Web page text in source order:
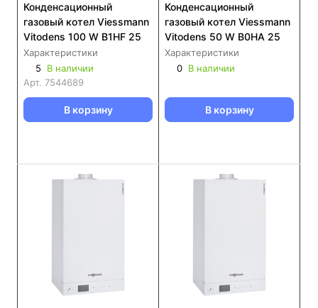
Конденсационный
газовый котел Viessmann
Vitodens 100 W B1HF 25
Характеристики
5
В наличии
Арт. 7544689
В корзину
Конденсационный
газовый котел Viessmann
Vitodens 50 W B0HA 25
Характеристики
0 В наличии
В корзину